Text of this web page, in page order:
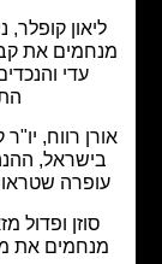
קופלר, ניצן
את קבוצת
עדי והנכדים על
התעשייה
רווח, יו"ר
ההנהלה
שטראוס
סוזן ופדול מזאוי
את משפחת